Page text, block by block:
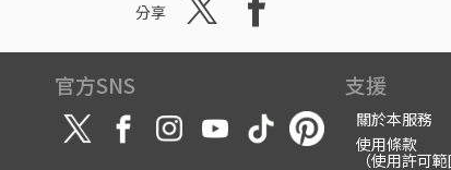
分享
官方SNS 支援
關於本服務
使用條款
（使用許可